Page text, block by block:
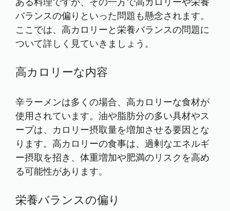
バランスの偏りといった問題も懸念されます。
ここでは、高カロリーと栄養バランスの問題に
ついて詳しく見ていきましょう。
高カロリーな内容
辛ラーメンは多くの場合、高カロリーな食材が
使用されています。油や脂肪分の多い具材やス
ープは、カロリー摂取量を増加させる要因とな
ります。高カロリーの食事は、過剰なエネルギ
ー摂取を招き、体重増加や肥満のリスクを高め
る可能性があります。
栄養バランスの偏り